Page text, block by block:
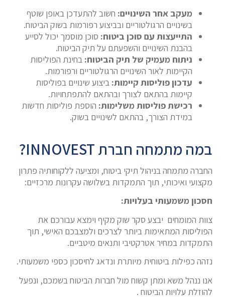
מעקב אחר השינויים: חשוב להתעדכן באופן שוטף
בשינויים הרגולטוריים ובביצוע רפורמות בשוק הביטוח.
התייעצות עם סוכן ביטוח: סוכן מוסמך יכול לסייע
בהבנת השינויים והשפעתם על תיק הביטוח.
ניתוח מעמיק של תיק הביטוח: בחינת הפוליסות
הקיימות לאור השינויים הרגולטוריים ורפורמות.
עדכון פוליסות קיימות: ביצוע שינויים בפוליסות
קיימות בהתאם לצורך ובהתאם להתפתחויות.
רכישת פוליסות משלימות: הוספת פוליסות חדשות
במידת הצורך, בהתאם לשינויים בשוק.
במה מתמחה חברת INNOVEST?
החברה מתמחה בניהול תיקי ביטוח, ומציעה ללקוחותיה פתרון
מקצועי ואיכותי, תוך התמקדות בשלושה עקרונות מרכזיים:
חסכון משמעותי בעלויות:
צוות המומחים יבצע סקר שוק מקיף וימצא עבורכם את
הפוליסות המתאימות ביותר לצרכים ולמצבכם האישי, תוך
התמקדות במחיר אטרקטיבי ותנאים מיטביים.
נזהה כפילות ביטוחית מיותרת ונדאג לחיסכון כספי משמעותי.
אנו ננהל משא ומתן קשוח מול חברות הביטוח בשמכם, ונפעל
להוזלת עלויות הביטוח .